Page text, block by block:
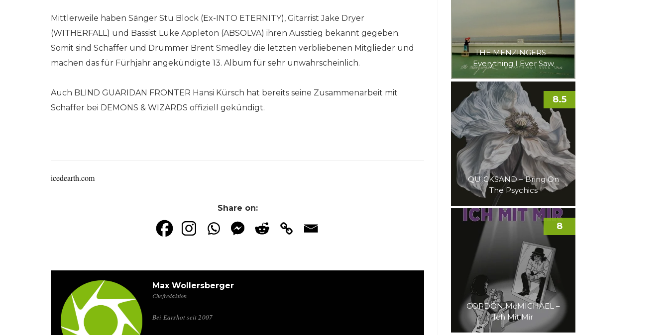
Mittlerweile haben Sänger Stu Block (Ex-INTO ETERNITY), Gitarrist Jake Dryer
(WITHERFALL) und Bassist Luke Appleton (ABSOLVA) ihren Ausstieg bekannt gegeben.
Somit sind Schaffer und Drummer Brent Smedley die letzten verbliebenen Mitglieder und
machen das für Fürhjahr angekündigte 13. Album für sehr unwahrscheinlich.
Auch BLIND GUARIDAN FRONTER Hansi Kürsch hat bereits seine Zusammenarbeit mit
Schaffer bei DEMONS & WIZARDS offiziell gekündigt.
icedearth.com
Share on:
Max Wollersberger
Chefredaktion
Bei Earshot seit 2007
THE MENZINGERS –
Everything I Ever Saw
QUICKSAND – Bring On
The Psychics
8.5
GORDON McMICHAEL –
Ich Mit Mir
8